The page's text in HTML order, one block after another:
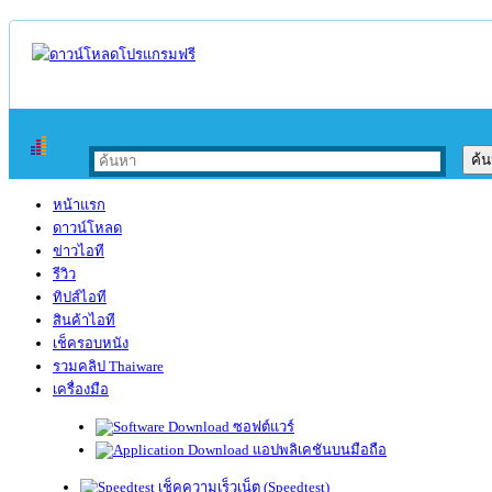
หน้าแรก
ดาวน์โหลด
ข่าวไอที
รีวิว
ทิปส์ไอที
สินค้าไอที
เช็ครอบหนัง
รวมคลิป Thaiware
เครื่องมือ
ซอฟต์แวร์
แอปพลิเคชันบนมือถือ
เช็คความเร็วเน็ต (Speedtest)